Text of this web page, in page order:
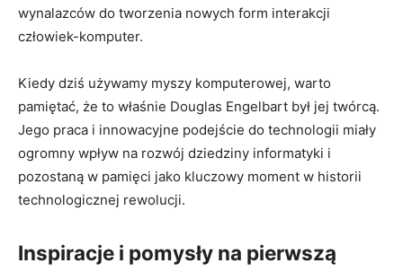
wynalazców do tworzenia nowych form ‍interakcji
człowiek-komputer.
Kiedy dziś używamy myszy komputerowej, warto
pamiętać, że to właśnie Douglas Engelbart był jej twórcą.
Jego praca i innowacyjne podejście do⁢ technologii miały
ogromny wpływ na rozwój dziedziny informatyki i
pozostaną w pamięci‌ jako ⁣kluczowy moment‍ w historii
technologicznej rewolucji.
Inspiracje i pomysły na pierwszą